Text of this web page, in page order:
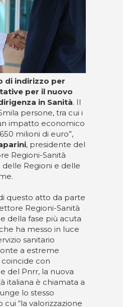
di indirizzo per
per il nuovo
in Sanità. Il
persone, tra cui i
impatto economico
milioni di euro”,
, presidente del
Regioni-Sanità
Regioni e delle
questo atto da parte
Regioni-Sanità
della fase più acuta
ha messo in luce
sanitario
a estreme
con
del Pnrr, la nuova
italiana è chiamata a
lo stesso
cui “la valorizzazione